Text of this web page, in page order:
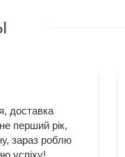
приємно
класні , дуже
та